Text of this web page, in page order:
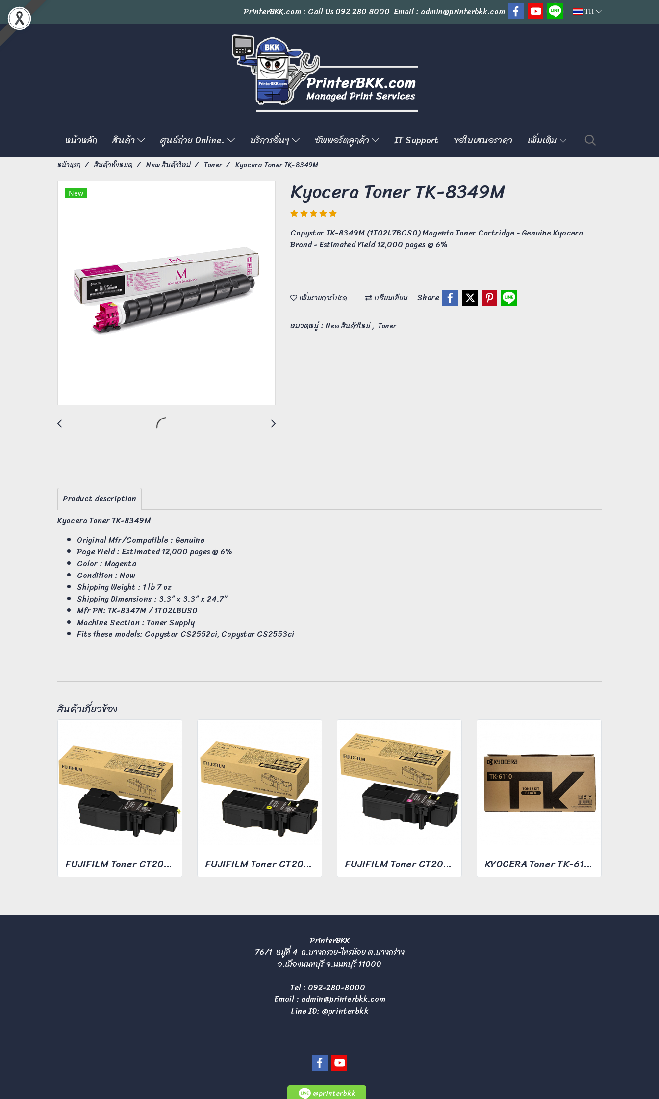
PrinterBKK.com : Call Us092 280 8000 Email : admin@printerbkk.com TH
หน้าหลัก สินค้า ศูนย์ถ่าย Online. บริการอื่นๆ ซัพพอร์ตลูกค้า IT Support ขอใบเสนอราคา เพิ่มเติม
หน้าแรก สินค้าทั้งหมด New สินค้าใหม่ Toner Kyocera Toner TK-8349M
New Kyocera Toner TK-8349M
Copystar TK-8349M (1T02L7BCS0) Magenta Toner Cartridge - Genuine Kyocera
Brand - Estimated Yield 12,000 pages @ 6%
เพิ่มรายการโปรด เปรียบเทียบ
Share
หมวดหมู่ : New สินค้าใหม่, Toner
Product description
Kyocera Toner TK-8349M
Original Mfr/Compatible : Genuine
Page Yield : Estimated 12,000 pages @ 6%
Color : Magenta
Condition : New
Shipping Weight : 1 lb 7 oz
Shipping Dimensions : 3.3” x 3.3” x 24.7”
Mfr PN: TK-8347M / 1T02LBUS0
Machine Section : Toner Supply
Fits these models: Copystar CS2552ci, Copystar CS2553ci
สินค้าเกี่ยวข้อง
FUJIFILM Toner CT203490 FUJIFILM Toner CT203493 FUJIFILM Toner CT203492 KYOCERA Toner TK-6110
PrinterBKK
76/1 หมู่ที่ 4 ถ.บางกรวย-ไทรน้อย ต.บางกร่าง
อ.เมืองนนทบุรี จ.นนทบุรี 11000
Tel : 092-280-8000
Email : admin@printerbkk.com
Line ID: @printerbkk
@printerbkk